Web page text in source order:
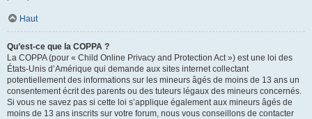
Haut
Qu’est-ce que la COPPA ?
La COPPA (pour « Child Online Privacy and Protection Act ») est une loi des
États-Unis d’Amérique qui demande aux sites internet collectant
potentiellement des informations sur les mineurs âgés de moins de 13 ans un
consentement écrit des parents ou des tuteurs légaux des mineurs concernés.
Si vous ne savez pas si cette loi s’applique également aux mineurs âgés de
moins de 13 ans inscrits sur votre forum, nous vous conseillons de contacter